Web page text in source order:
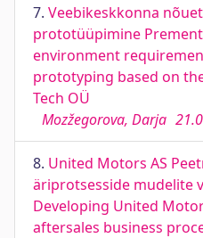
7. Veebikeskkonna
prototüüpimine Prement
environment
prototyping based on
Tech OÜ
Mozžegorova, Darja
8. United Motors AS
äriprotsesside mudelite
Developing United
aftersales business